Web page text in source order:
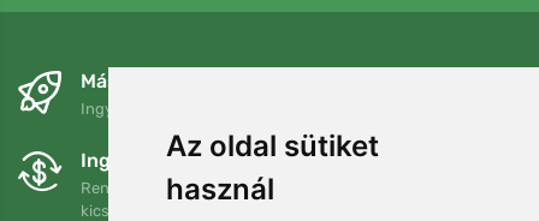
Az oldal sütiket
használ
Másnapra és ingyenesen
Ingyenes szállítás a következő összeg felett: 80 EUR
Ingyenes csere és visszaküldés
Rendelését 90 napon belül bármikor visszaküldheti vagy
kicserélheti.